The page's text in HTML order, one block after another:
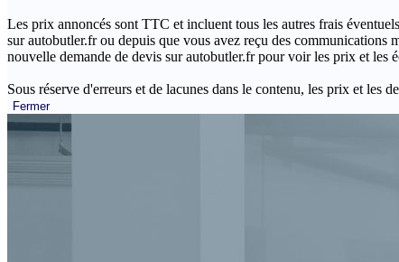
Les prix annoncés sont TTC et incluent tous les autres frais
sur autobutler.fr ou depuis que vous avez reçu des communications
nouvelle demande de devis sur autobutler.fr pour voir les prix et les
Sous réserve d'erreurs et de lacunes dans le contenu, les prix et les
Fermer